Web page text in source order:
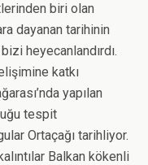
biri olan
dayanan tarihinin
heyecanlandırdı.
katkı
yapılan
tespit
Ortaçağı tarihliyor.
Balkan kökenli